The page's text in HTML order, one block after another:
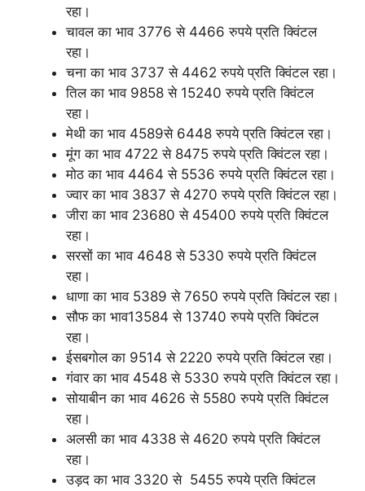
रहा।
चावल का भाव 3776 से 4466 रुपये प्रति क्विंटल
रहा।
चना का भाव 3737 से 4462 रुपये प्रति क्विंटल रहा।
तिल का भाव 9858 से 15240 रुपये प्रति क्विंटल
रहा।
मेथी का भाव 4589से 6448 रुपये प्रति क्विंटल रहा।
मूंग का भाव 4722 से 8475 रुपये प्रति क्विंटल रहा।
मोठ का भाव 4464 से 5536 रुपये प्रति क्विंटल रहा।
ज्वार का भाव 3837 से 4270 रुपये प्रति क्विंटल रहा।
जीरा का भाव 23680 से 45400 रुपये प्रति क्विंटल
रहा।
सरसों का भाव 4648 से 5330 रुपये प्रति क्विंटल
रहा।
धाणा का भाव 5389 से 7650 रुपये प्रति क्विंटल रहा।
सौफ का भाव13584 से 13740 रुपये प्रति क्विंटल
रहा।
ईसबगोल का 9514 से 2220 रुपये प्रति क्विंटल रहा।
गंवार का भाव 4548 से 5330 रुपये प्रति क्विंटल रहा।
सोयाबीन का भाव 4626 से 5580 रुपये प्रति क्विंटल
रहा।
अलसी का भाव 4338 से 4620 रुपये प्रति क्विंटल
रहा।
उड़द का भाव 3320 से 5455 रुपये प्रति क्विंटल